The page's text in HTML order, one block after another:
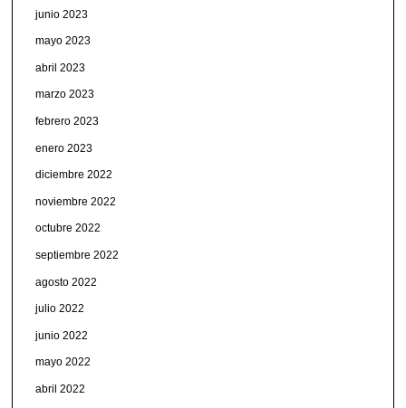
junio 2023
mayo 2023
abril 2023
marzo 2023
febrero 2023
enero 2023
diciembre 2022
noviembre 2022
octubre 2022
septiembre 2022
agosto 2022
julio 2022
junio 2022
mayo 2022
abril 2022